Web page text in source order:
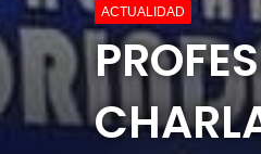
ACTUALIDAD